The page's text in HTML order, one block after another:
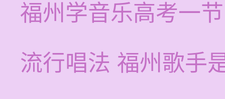
福州学音乐高考一
流行唱法 福州歌手